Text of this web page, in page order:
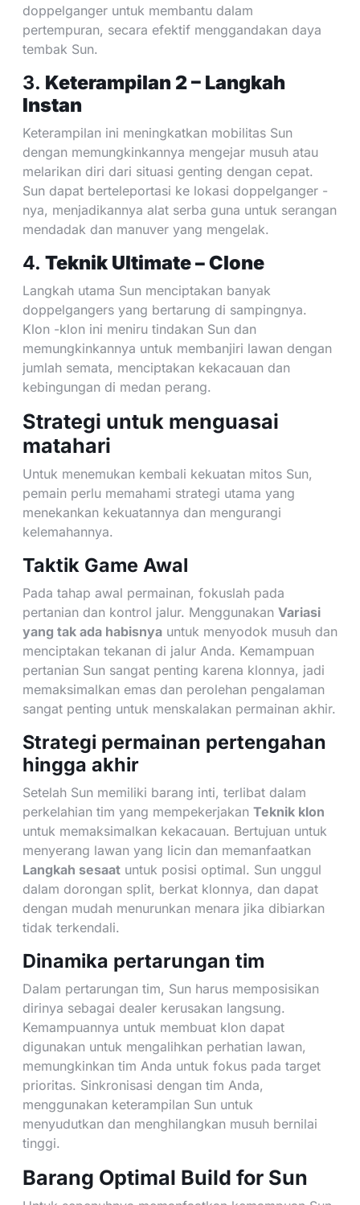
doppelganger untuk membantu dalam
pertempuran, secara efektif menggandakan daya
tembak Sun.
3. Keterampilan 2 – Langkah
Instan
Keterampilan ini meningkatkan mobilitas Sun
dengan memungkinkannya mengejar musuh atau
melarikan diri dari situasi genting dengan cepat.
Sun dapat berteleportasi ke lokasi doppelganger -
nya, menjadikannya alat serba guna untuk serangan
mendadak dan manuver yang mengelak.
4. Teknik Ultimate – Clone
Langkah utama Sun menciptakan banyak
doppelgangers yang bertarung di sampingnya.
Klon -klon ini meniru tindakan Sun dan
memungkinkannya untuk membanjiri lawan dengan
jumlah semata, menciptakan kekacauan dan
kebingungan di medan perang.
Strategi untuk menguasai
matahari
Untuk menemukan kembali kekuatan mitos Sun,
pemain perlu memahami strategi utama yang
menekankan kekuatannya dan mengurangi
kelemahannya.
Taktik Game Awal
Pada tahap awal permainan, fokuslah pada
pertanian dan kontrol jalur. Menggunakan Variasi
yang tak ada habisnya untuk menyodok musuh dan
menciptakan tekanan di jalur Anda. Kemampuan
pertanian Sun sangat penting karena klonnya, jadi
memaksimalkan emas dan perolehan pengalaman
sangat penting untuk menskalakan permainan akhir.
Strategi permainan pertengahan
hingga akhir
Setelah Sun memiliki barang inti, terlibat dalam
perkelahian tim yang mempekerjakan Teknik klon
untuk memaksimalkan kekacauan. Bertujuan untuk
menyerang lawan yang licin dan memanfaatkan
Langkah sesaat untuk posisi optimal. Sun unggul
dalam dorongan split, berkat klonnya, dan dapat
dengan mudah menurunkan menara jika dibiarkan
tidak terkendali.
Dinamika pertarungan tim
Dalam pertarungan tim, Sun harus memposisikan
dirinya sebagai dealer kerusakan langsung.
Kemampuannya untuk membuat klon dapat
digunakan untuk mengalihkan perhatian lawan,
memungkinkan tim Anda untuk fokus pada target
prioritas. Sinkronisasi dengan tim Anda,
menggunakan keterampilan Sun untuk
menyudutkan dan menghilangkan musuh bernilai
tinggi.
Barang Optimal Build for Sun